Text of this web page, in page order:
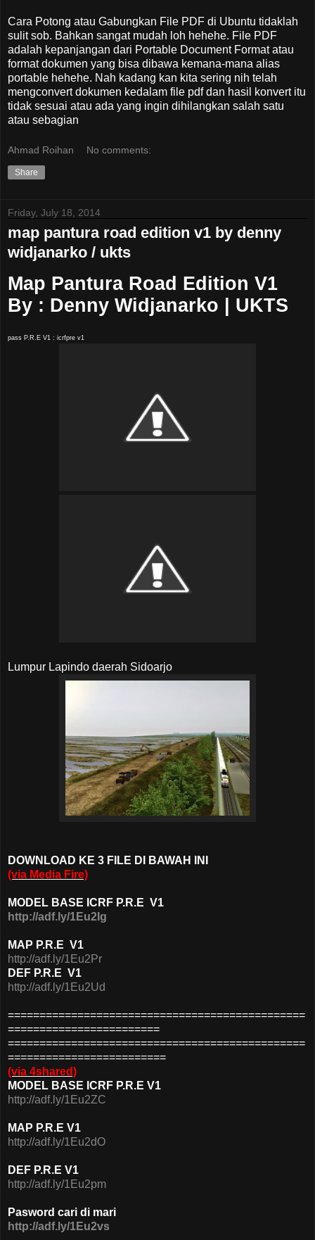
Cara Potong atau Gabungkan File PDF di Ubuntu tidaklah
sulit sob. Bahkan sangat mudah loh hehehe. File PDF
adalah kepanjangan dari Portable Document Format atau
format dokumen yang bisa dibawa kemana-mana alias
portable hehehe. Nah kadang kan kita sering nih telah
mengconvert dokumen kedalam file pdf dan hasil konvert itu
tidak sesuai atau ada yang ingin dihilangkan salah satu
atau sebagian
Ahmad Roihan No comments:
Share
Friday, July 18, 2014
map pantura road edition v1 by denny
widjanarko / ukts
Map Pantura Road Edition V1
By : Denny Widjanarko | UKTS
pass P.R.E V1 : icrfpre v1
Lumpur Lapindo daerah Sidoarjo
DOWNLOAD KE 3 FILE DI BAWAH INI
(via Media Fire)
MODEL BASE ICRF P.R.E V1
http://adf.ly/1Eu2Ig
MAP P.R.E V1
http://adf.ly/1Eu2Pr
DEF P.R.E V1
http://adf.ly/1Eu2Ud
===============================================
========================
===============================================
=========================
(via 4shared)
MODEL BASE ICRF P.R.E V1
http://adf.ly/1Eu2ZC
MAP P.R.E V1
http://adf.ly/1Eu2dO
DEF P.R.E V1
http://adf.ly/1Eu2pm
Pasword cari di mari
http://adf.ly/1Eu2vs